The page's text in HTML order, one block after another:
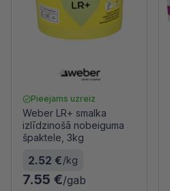
Pieejams uzreiz
Weber LR+ smalka
izlīdzinošā nobeiguma
špaktele, 3kg
2.52 €/kg
7.55 €/gab